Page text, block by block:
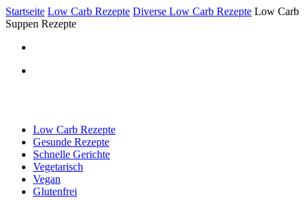
Startseite Low Carb Rezepte Diverse Low Carb Rezepte Low Carb
Suppen Rezepte
Low Carb Rezepte
Gesunde Rezepte
Schnelle Gerichte
Vegetarisch
Vegan
Glutenfrei